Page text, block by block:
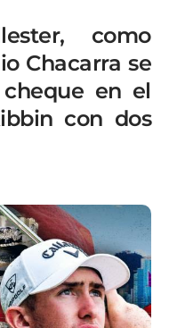
como
Chacarra se
en el
con dos